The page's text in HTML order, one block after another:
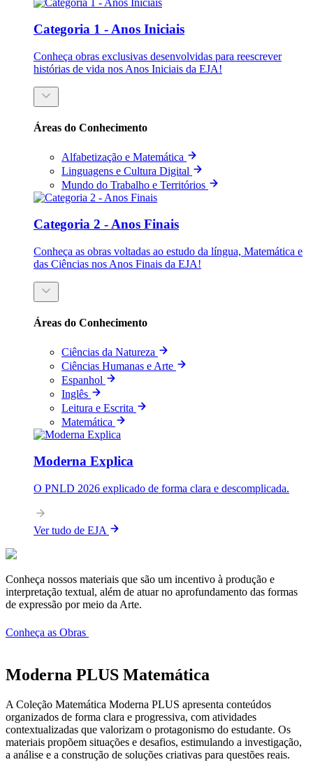
Categoria 1 - Anos Iniciais
Conheça obras exclusivas desenvolvidas para reescrever
histórias de vida nos Anos Iniciais da EJA!
Áreas do Conhecimento
Alfabetização e Matemática
Linguagens e Cultura Digital
Mundo do Trabalho e Territórios
Categoria 2 - Anos Finais
Conheça as obras voltadas ao estudo da língua, Matemática e
das Ciências nos Anos Finais da EJA!
Áreas do Conhecimento
Ciências da Natureza
Ciências Humanas e Arte
Espanhol
Inglês
Leitura e Escrita
Matemática
Moderna Explica
O PNLD 2026 explicado de forma clara e descomplicada.
Ver tudo de EJA
Conheça nossos materiais que são um incentivo à produção e
interpretação textual, além de atuar no aprofundamento das formas
de expressão por meio da Arte.
Conheça as Obras
Moderna PLUS Matemática
A Coleção Matemática Moderna PLUS apresenta conteúdos
organizados de forma clara e progressiva, com atividades
contextualizadas que valorizam o protagonismo do estudante. Os
materiais propõem situações e desafios, estimulando a investigação,
a análise e a construção de soluções criativas para questões reais.